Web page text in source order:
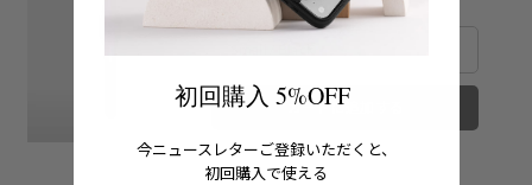
カートに追加する
初回購入 5%OFF
今ニュースレターご登録いただくと、
初回購入で使える